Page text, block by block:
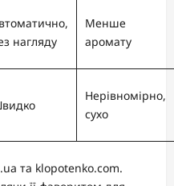
нагляду
Менше
аромату
Нерівномірно,
сухо
та klopotenko.com.